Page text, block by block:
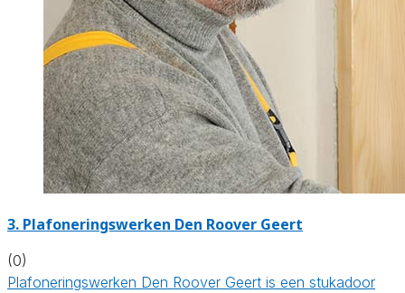
3. Plafoneringswerken Den Roover Geert
(0)
Plafoneringswerken Den Roover Geert is een stukadoor